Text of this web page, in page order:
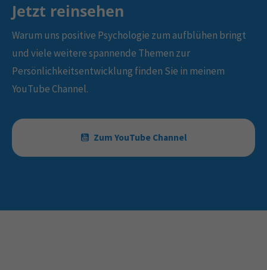
Jetzt reinsehen
Warum uns positive Psychologie zum aufblühen bringt
und viele weitere spannende Themen zur
Persönlichkeitsentwicklung finden Sie in meinem
YouTube Channel.
Zum YouTube Channel